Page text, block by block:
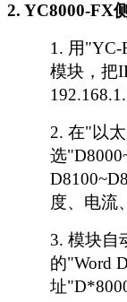
2. YC8000-FX侧
1. 用"YC-
模块，把
2. 在"以
选
度、电流
3. 模块自
的"Word
址